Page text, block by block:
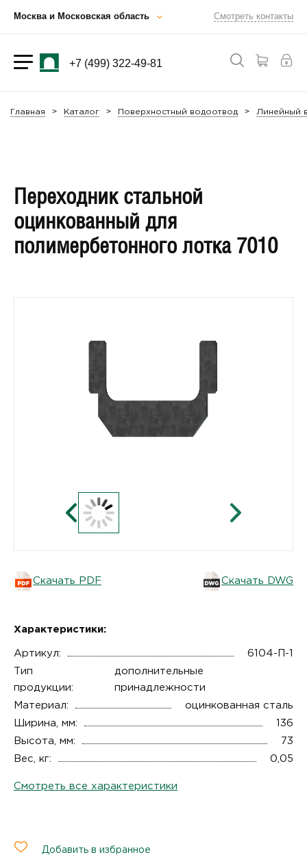
Москва и Московская область Смотреть контакты
+7 (499) 322-49-81
Главная Каталог Поверхностный водоотвод Линейный
Переходник стальной
оцинкованный для
полимербетонного лотка 7010
Скачать PDF Скачать DWG
Характеристики:
Артикул:
6104-П-1
Тип
продукции:
дополнительные
принадлежности
Материал:
оцинкованная сталь
Ширина, мм:
136
Высота, мм:
73
Вес, кг:
0,05
Смотреть все характеристики
Добавить в избранное